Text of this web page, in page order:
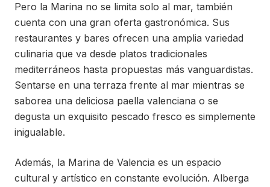
Pero la Marina no se limita solo al mar, también
cuenta con una gran oferta gastronómica. Sus
restaurantes y bares ofrecen una amplia variedad
culinaria que va desde platos tradicionales
mediterráneos hasta propuestas más vanguardistas.
Sentarse en una terraza frente al mar mientras se
saborea una deliciosa paella valenciana o se
degusta un exquisito pescado fresco es simplemente
inigualable.
Además, la Marina de Valencia es un espacio
cultural y artístico en constante evolución. Alberga